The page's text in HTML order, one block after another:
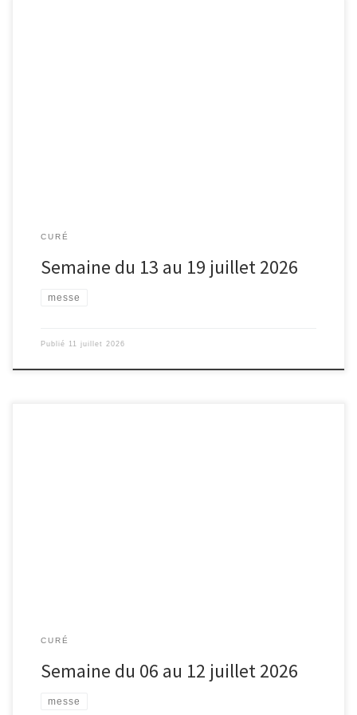
CURÉ
Semaine du 13 au 19 juillet 2026
messe
Publié 11 juillet 2026
CURÉ
Semaine du 06 au 12 juillet 2026
messe